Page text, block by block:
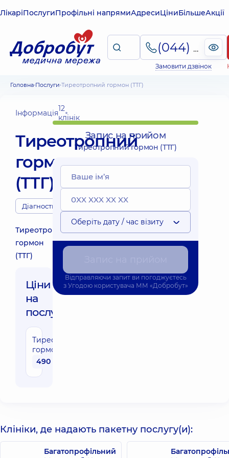
ЛікаріПослугиПрофільні напрямиАдресиЦіниБільшеАкції
(044) 495-2-888
Замовити дзвінок
Головна Послуги Тиреотропний гормон (ТТГ)
Інформація12
клінік
Тиреотропний
гормон
(ТТГ)
Діагности
Тиреотропний
гормон
(ТТГ)
Ціни
на
послуги:
Тиреотропний
гормон (ТТГ)
490 грн
Запис на прийом
Тиреотропний гормон (ТТГ)
Оберіть дату / час візиту
Відправляючи запит ви погоджуєтесь
з Угодою користувача ММ «Добробут»
Клініки, де надають пакетну послугу(и):
Багатопрофільний